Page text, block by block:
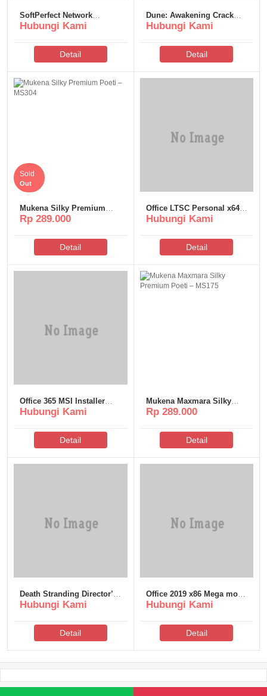
SoftPerfect Network
Scanner Pre-Activated
Multilingual
Hubungi Kami
Detail
Dune: Awakening Crack
Status PC Version Torrent
Hubungi Kami
Detail
Mukena Silky Premium
Poeti – MS304
Sold
Out
Rp 289.000
Detail
Office LTSC Personal x64-
x86 Fully Cracked Without
Click Command
Hubungi Kami
Detail
Office 365 MSI Installer
without System
Hubungi Kami
Detail
Mukena Maxmara Silky
Premium Poeti – MS175
Rp 289.000
Detail
Death Stranding Director’s
Cut Crack Fix Portable
Hubungi Kami
Detail
Office 2019 x86 Mega most
Recent Version Without
Hubungi Kami
Detail